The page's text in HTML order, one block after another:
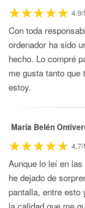
Con toda
ordenador ha sido
hecho. Lo compré
me gusta tanto que
estoy.
María Belén
Aunque lo leí en
he dejado de
pantalla, entre esto